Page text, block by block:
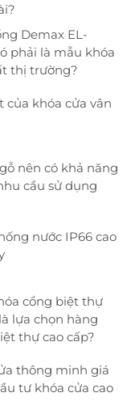
Demax EL-
phải là mẫu khóa
thị trường?
của khóa cửa vân
nên có khả năng
cầu sử dụng
nước IP66 cao
cổng biệt thự
lựa chọn hàng
thự cao cấp?
thông minh giá
tư khóa cửa cao